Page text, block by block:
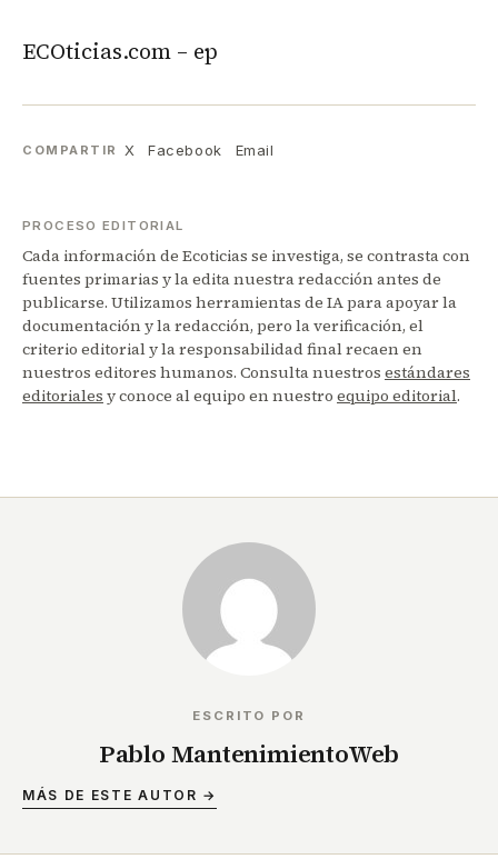
ECOticias.com – ep
COMPARTIR X Facebook Email
PROCESO EDITORIAL
Cada información de Ecoticias se investiga, se contrasta con
fuentes primarias y la edita nuestra redacción antes de
publicarse. Utilizamos herramientas de IA para apoyar la
documentación y la redacción, pero la verificación, el
criterio editorial y la responsabilidad final recaen en
nuestros editores humanos. Consulta nuestros estándares
editoriales y conoce al equipo en nuestro equipo editorial.
ESCRITO POR
Pablo MantenimientoWeb
MÁS DE ESTE AUTOR →